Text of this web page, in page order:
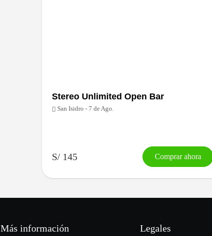
Stereo Unlimited Open Bar
San Isidro - 7 de Ago.
S/ 145 Comprar ahora
Más información Legales